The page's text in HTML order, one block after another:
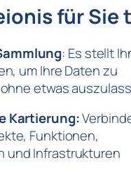
für Sie
: Es stellt
um Ihre Daten zu
etwas
Kartierung:
Funktionen,
und Infrastrukturen